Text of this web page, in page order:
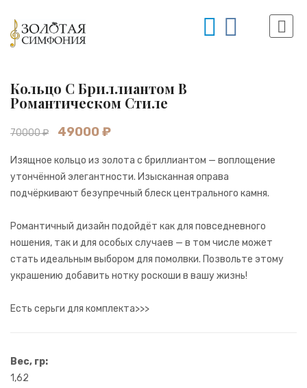
Кольцо С Бриллиантом В
Романтическом Стиле
70000 ₽ 49000 ₽
Изящное кольцо из золота с бриллиантом — воплощение
утончённой элегантности. Изысканная оправа
подчёркивают безупречный блеск центрального камня.
Романтичный дизайн подойдёт как для повседневного
ношения, так и для особых случаев — в том числе может
стать идеальным выбором для помолвки. Позвольте этому
украшению добавить нотку роскоши в вашу жизнь!
Есть серьги для комплекта>>>
Вес, гр:
1,62